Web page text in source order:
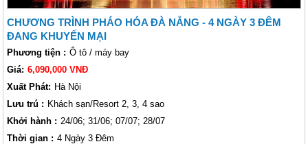
CHƯƠNG TRÌNH PHÁO HÓA ĐÀ NẴNG - 4 NGÀY 3 ĐÊM
ĐANG KHUYẾN MẠI
Phương tiện : Ô tô / máy bay
Giá: 6,090,000 VNĐ
Xuất Phát: Hà Nội
Lưu trú : Khách sạn/Resort 2, 3, 4 sao
Khởi hành : 24/06; 31/06; 07/07; 28/07
Thời gian : 4 Ngày 3 Đêm